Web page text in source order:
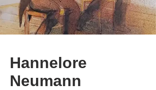
Hannelore
Neumann